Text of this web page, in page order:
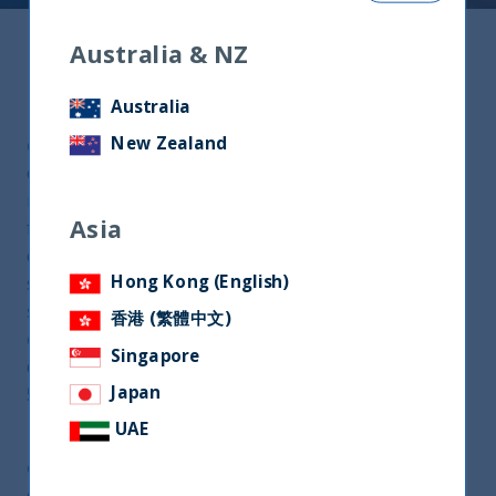
Mercato azionario indiano
L’India si è affermata negli anni come una
destinazione chiave per gli investimenti azionari
continuando a crescere a un ritmo superiore alla
fattori demografici favorevoli, da un solido settore
dei servizi e da iniziative governative di
sostegno.Tuttavia, il mercato azionario indiano
sta sottoperformando i principali indici globali
quest’anno
doganali inattesi imposti dagli Stati Uniti fino al
50% e di valutazioni relativamente elevate.
Il contesto macroeconomico in India appare
comunque solido e in miglioramento
Australia & NZ
Australia
New Zealand
Asia
Hong Kong (English)
香港 (繁體中文)
Singapore
Japan
UAE